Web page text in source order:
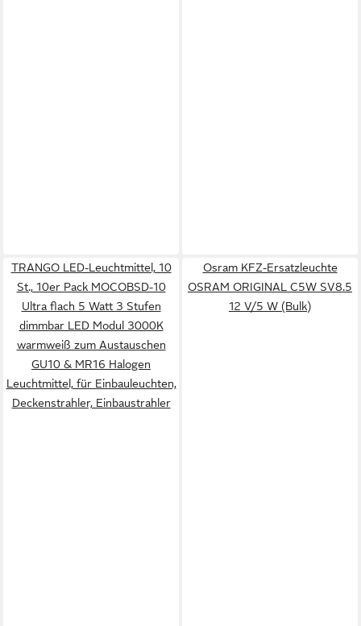
TRANGO LED-Leuchtmittel, 10
St., 10er Pack MOCOBSD-10
Ultra flach 5 Watt 3 Stufen
dimmbar LED Modul 3000K
warmweiß zum Austauschen
GU10 & MR16 Halogen
Leuchtmittel, für Einbauleuchten,
Deckenstrahler, Einbaustrahler
Osram KFZ-Ersatzleuchte
OSRAM ORIGINAL C5W SV8.5
12 V/5 W (Bulk)